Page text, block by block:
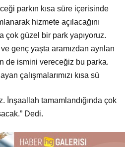
parkın kısa süre içerisinde
hizmete açılacağını
çok güzel bir park yapıyoruz.
genç yaşta aramızdan ayrılan
de ismini vereceğiz bu parka.
çalışmalarımızı kısa sü
İnşaallah tamamlandığında çok
Dedi.